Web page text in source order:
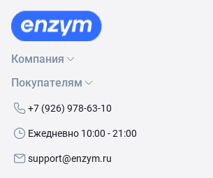
Компания
О нас
Бренды
Контакты
Покупателям
Как сделать заказ
Условия доставки
+7 (926) 978-63-10
Ежедневно 10:00 - 21:00
support@enzym.ru